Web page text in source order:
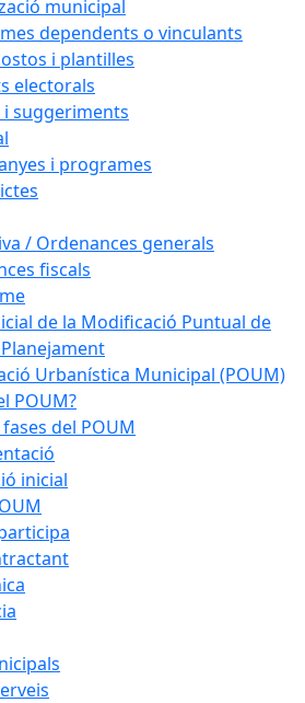
municipal
dependents o vinculants
i plantilles
electorals
i suggeriments
i programes
/ Ordenances generals
fiscals
de la Modificació Puntual de
Urbanística Municipal (POUM)
POUM?
del POUM
inicial